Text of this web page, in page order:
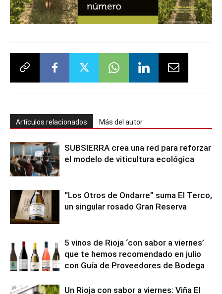
Artículos relacionados Más del autor
SUBSIERRA crea una red para reforzar
el modelo de viticultura ecológica
“Los Otros de Ondarre” suma El Terco,
un singular rosado Gran Reserva
5 vinos de Rioja ‘con sabor a viernes’
que te hemos recomendado en julio
con Guía de Proveedores de Bodega
Un Rioja con sabor a viernes: Viña El